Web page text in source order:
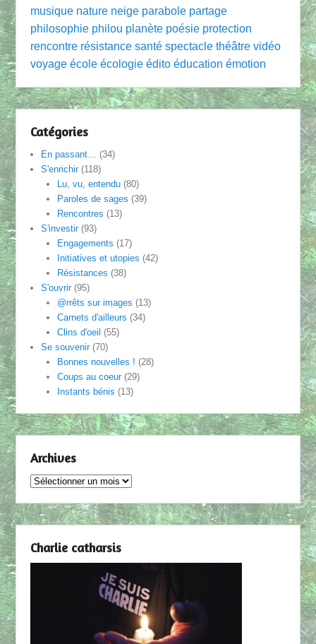
musique nature neige parabole partage
philosophie philou planète poésie protection
rencontre résistance santé spectacle théâtre vidéo
voyage école écologie édito éducation émotion
Catégories
En passant…
(34)
S'enrichir(118)
Lu, vu, entendu(80)
Paroles de sages (39)
Rencontres (13)
S'investir(93)
Engagements (17)
Initiatives et utopies (42)
Résistances (38)
S'ouvrir(95)
@rrêts sur images (13)
Carnets d'ailleurs (34)
Clins d'oeil (55)
Se souvenir(70)
Bonnes nouvelles ! (28)
Coups au coeur(29)
Instants bénis (13)
Archives
Archives
Charlie catharsis